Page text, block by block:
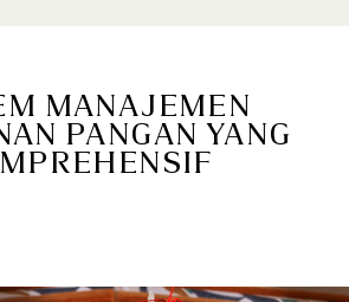
MANAJEMEN
PANGAN YANG